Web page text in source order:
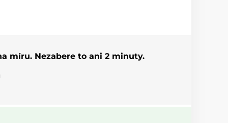
míru. Nezabere to ani 2 minuty.